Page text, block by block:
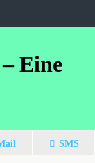
Eine
SMS